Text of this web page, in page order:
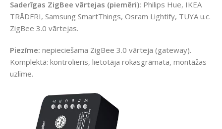
Saderīgas ZigBee vārtejas (piemēri): Philips Hue, IKEA
TRÅDFRI, Samsung SmartThings, Osram Lightify, TUYA u.c.
ZigBee 3.0 vārtejas.
Piezīme: nepieciešama ZigBee 3.0 vārteja (gateway).
Komplektā: kontrolieris, lietotāja rokasgrāmata, montāžas
uzlīme.